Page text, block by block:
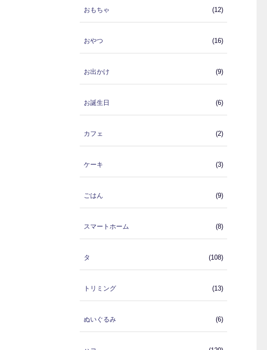
おもちゃ (12)
おやつ (16)
お出かけ (9)
お誕生日 (6)
カフェ (2)
ケーキ (3)
ごはん (9)
スマートホーム (8)
タ (108)
トリミング (13)
ぬいぐるみ (6)